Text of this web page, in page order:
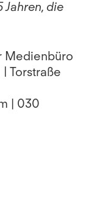
Jahren, die
Medienbüro
Torstraße
| 030